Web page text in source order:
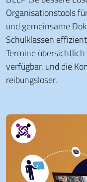
Organisationstools
und gemeinsame
Schulklassen
Termine
verfügbar, und die
reibungsloser.